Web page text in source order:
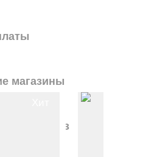
магазины
и самовывоз